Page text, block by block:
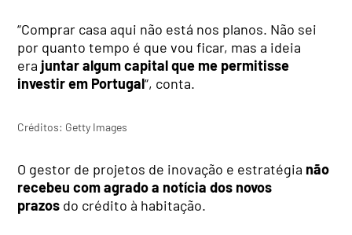
“Comprar casa aqui não está nos planos. Não sei
por quanto tempo é que vou ficar, mas a ideia
era juntar algum capital que me permitisse
investir em Portugal“, conta.
Créditos: Getty Images
O gestor de projetos de inovação e estratégia não
recebeu com agrado a notícia dos novos
prazos do crédito à habitação.